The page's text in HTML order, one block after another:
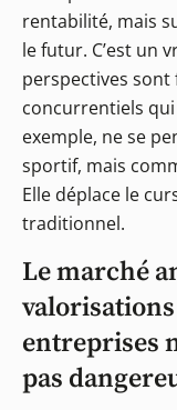
rentabilité, mais
le futur. C’est un
perspectives sont
concurrentiels
exemple, ne se
sportif, mais
Elle déplace le
traditionnel.
Le marché
entreprises
pas